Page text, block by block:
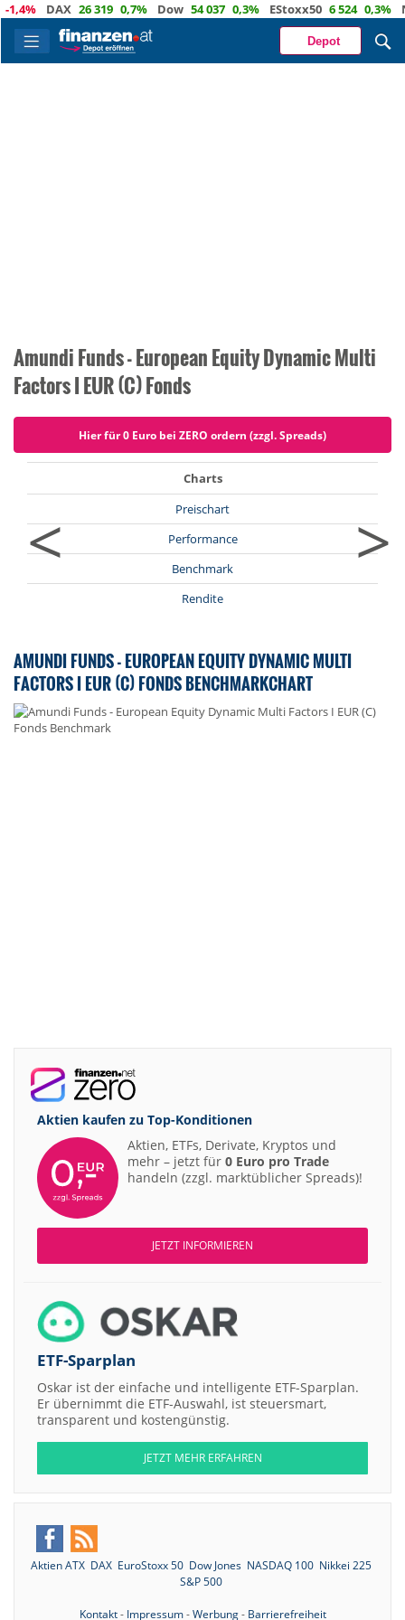
DAX 26 319 0,7% Dow 54 037 0,3% EStoxx50 6 524 0,3%
Depot
Amundi Funds - European Equity Dynamic Multi
Factors I EUR (C) Fonds
Hier für 0 Euro bei ZERO ordern (zzgl. Spreads)
<
Charts
Preischart
Performance
Benchmark
Rendite
>
AMUNDI FUNDS - EUROPEAN EQUITY DYNAMIC MULTI
FACTORS I EUR (C) FONDS BENCHMARKCHART
Aktien kaufen zu Top-Konditionen
Aktien, ETFs, Derivate, Kryptos und
mehr – jetzt für 0 Euro pro Trade
handeln (zzgl. marktüblicher Spreads)!
JETZT INFORMIEREN
ETF-Sparplan
Oskar ist der einfache und intelligente ETF-Sparplan.
Er übernimmt die ETF-Auswahl, ist steuersmart,
transparent und kostengünstig.
JETZT MEHR ERFAHREN
Aktien ATX DAX EuroStoxx 50 Dow Jones NASDAQ 100 Nikkei 225
S&P 500
Kontakt- Impressum-Werbung- Barrierefreiheit